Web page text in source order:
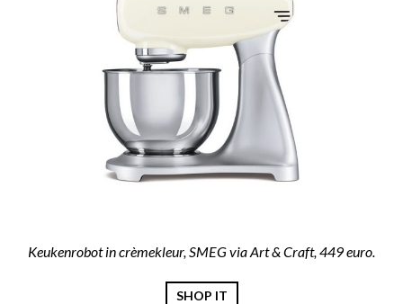
Keukenrobot in crèmekleur, SMEG via Art & Craft, 449 euro.
SHOP IT